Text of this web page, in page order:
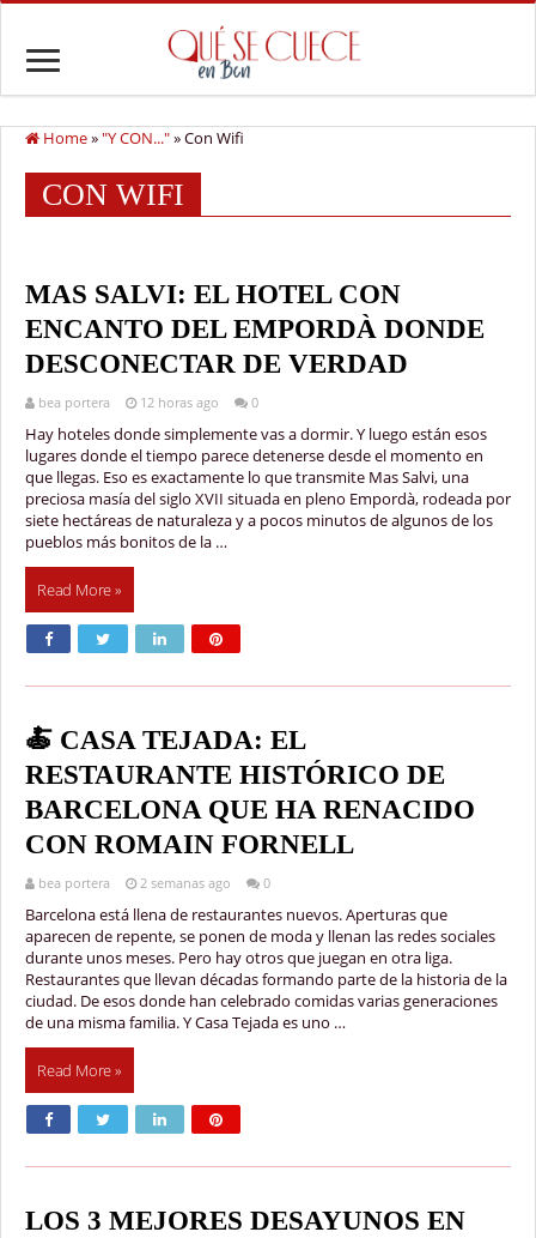
Home»"Y CON..."»Con Wifi
CON WIFI
MAS SALVI: EL HOTEL CON
ENCANTO DEL EMPORDÀ DONDE
DESCONECTAR DE VERDAD
bea portera 12 horas ago 0
Hay hoteles donde simplemente vas a dormir. Y luego están esos
lugares donde el tiempo parece detenerse desde el momento en
que llegas. Eso es exactamente lo que transmite Mas Salvi, una
preciosa masía del siglo XVII situada en pleno Empordà, rodeada por
siete hectáreas de naturaleza y a pocos minutos de algunos de los
pueblos más bonitos de la …
Read More »
🍝 CASA TEJADA: EL
RESTAURANTE HISTÓRICO DE
BARCELONA QUE HA RENACIDO
CON ROMAIN FORNELL
bea portera 2 semanas ago 0
Barcelona está llena de restaurantes nuevos. Aperturas que
aparecen de repente, se ponen de moda y llenan las redes sociales
durante unos meses. Pero hay otros que juegan en otra liga.
Restaurantes que llevan décadas formando parte de la historia de la
ciudad. De esos donde han celebrado comidas varias generaciones
de una misma familia. Y Casa Tejada es uno …
Read More »
LOS 3 MEJORES DESAYUNOS EN